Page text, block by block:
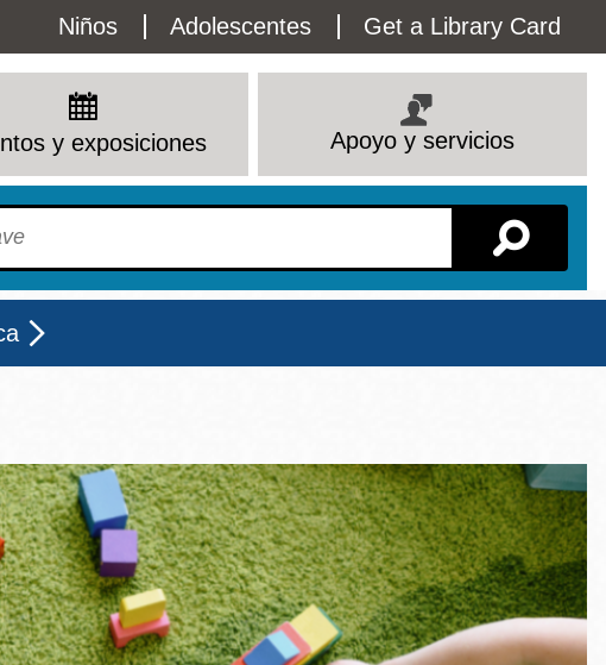
Utility
Menu
Niños Adolescentes Get a Library Card
y exposiciones Apoyo y servicios
Ver todas